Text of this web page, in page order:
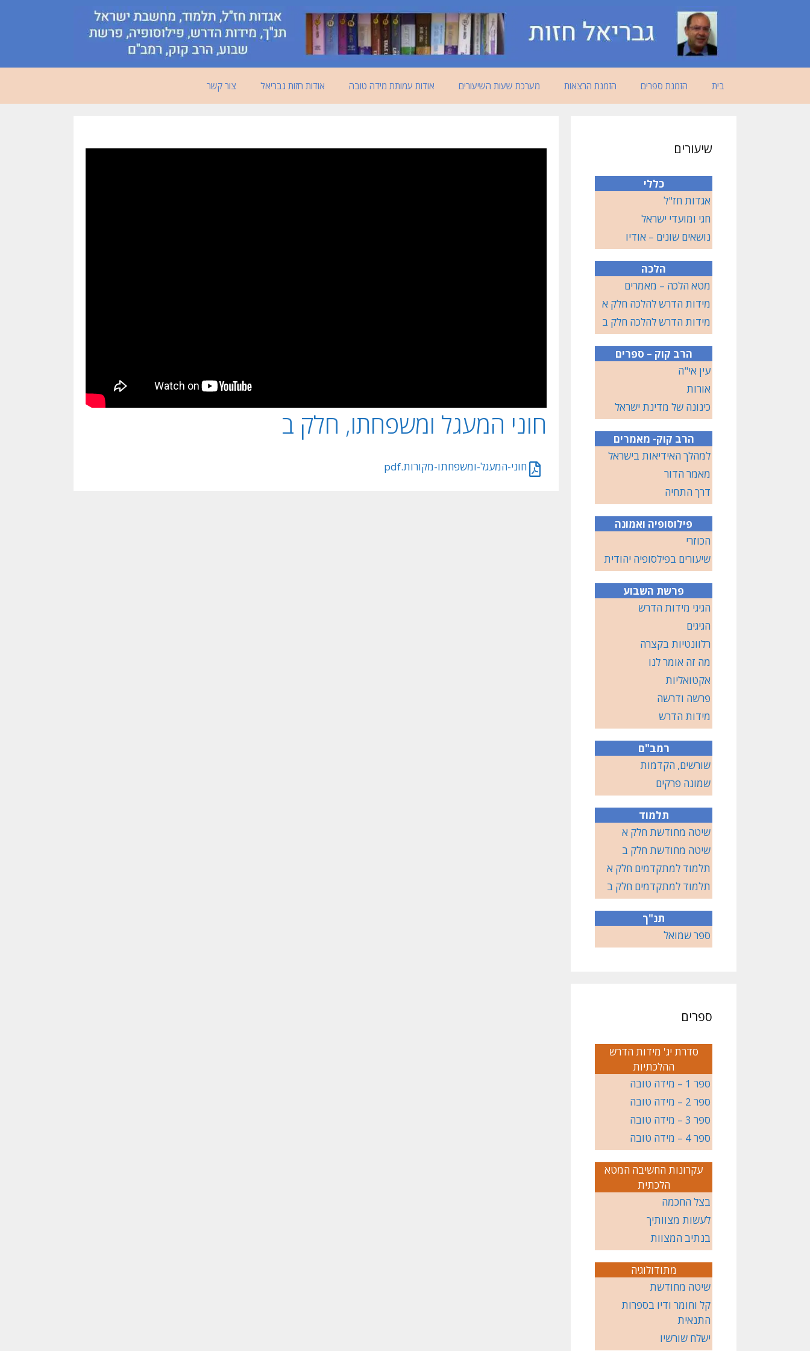
בית הזמנת ספרים הזמנת הרצאות מערכת שעות השיעורים אודות עמותת מידה טובה אודות חזות גבריאל צור קשר
חוני המעגל ומשפחתו, חלק ב
חוני-המעגל-ומשפחתו-מקורות.pdf
שיעורים
כללי
אגדות חז"ל
חגי ומועדי ישראל
נושאים שונים – אודיו
הלכה
מטא הלכה – מאמרים
מידות הדרש להלכה חלק א
מידות הדרש להלכה חלק ב
הרב קוק – ספרים
עין אי"ה
אורות
כינונה של מדינת ישראל
הרב קוק- מאמרים
למהלך האידיאות בישראל
מאמר הדור
דרך התחיה
פילוסופיה ואמונה
הכוזרי
שיעורים בפילסופיה יהודית
פרשת השבוע
הגיגי מידות הדרש
הגיגים
רלוונטיות בקצרה
מה זה אומר לנו
אקטואליות
פרשה ודרשה
מידות הדרש
רמב"ם
שורשים, הקדמות
שמונה פרקים
תלמוד
שיטה מחודשת חלק א
שיטה מחודשת חלק ב
תלמוד למתקדמים חלק א
תלמוד למתקדמים חלק ב
תנ"ך
ספר שמואל
ספרים
סדרת יג' מידות הדרש
ההלכתיות
ספר 1 – מידה טובה
ספר 2 – מידה טובה
ספר 3 – מידה טובה
ספר 4 – מידה טובה
עקרונות החשיבה המטא
הלכתית
בצל החכמה
לעשות מצוותיך
בנתיב המצוות
מתודולוגיה
שיטה מחודשת
קל וחומר ודיו בספרות
התנאית
ישלח שורשיו